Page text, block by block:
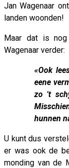
Jan Wagenaar
landen woonden!
Maar dat is
Wagenaar verder:
«Ook
eene
zo 't
hunnen
U kunt dus
er was ook de
monding van de